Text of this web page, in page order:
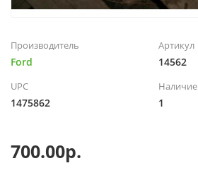
Производитель
Ford
Артикул
14562
UPC
1475862
Наличие
1
700.00р.